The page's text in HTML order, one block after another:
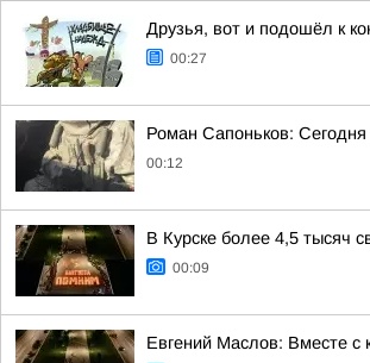
Друзья, вот и подошёл к
00:27
Роман Сапоньков:
00:12
В Курске более 4,5 тысяч
00:09
Евгений Маслов: Вместе с